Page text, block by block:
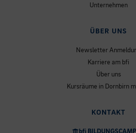
Unternehmen
ÜBER UNS
Newsletter
Karriere am bfi
Über uns
Kursräume in Dornbirn
KONTAKT
bfi